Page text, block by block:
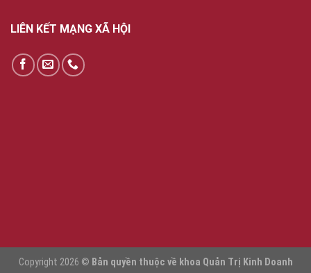
LIÊN KẾT MẠNG XÃ HỘI
Copyright 2026 © Bản quyền thuộc về khoa Quản Trị Kinh Doanh